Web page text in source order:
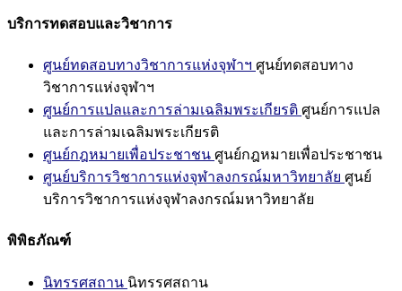
บริการทดสอบและวิชาการ
ศูนย์ทดสอบทางวิชาการแห่งจุฬาฯ ศูนย์ทดสอบทาง
วิชาการแห่งจุฬาฯ
ศูนย์การแปลและการล่ามเฉลิมพระเกียรติ ศูนย์การแปล
และการล่ามเฉลิมพระเกียรติ
ศูนย์กฎหมายเพื่อประชาชน ศูนย์กฎหมายเพื่อประชาชน
ศูนย์บริการวิชาการแห่งจุฬาลงกรณ์มหาวิทยาลัย ศูนย์
บริการวิชาการแห่งจุฬาลงกรณ์มหาวิทยาลัย
พิพิธภัณฑ์
นิทรรศสถาน นิทรรศสถาน